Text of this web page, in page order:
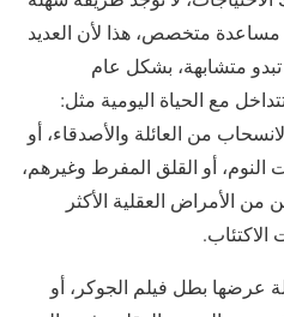
متخصص، هذا لأن العديد
متشابهة، بشكل عام
مع الحياة اليومية مثل:
من العائلة والأصدقاء، أو
أو القلق المفرط وغيرهم،
الأمراض العقلية الأكثر
الاكتئاب.
بطل فيلم الجوكر، أو